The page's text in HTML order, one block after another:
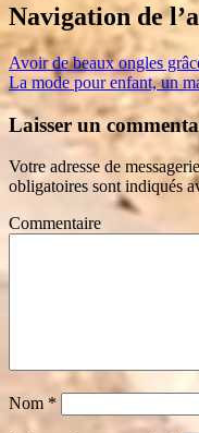
Navigation de
Avoir de beaux ongles
La mode pour enfant, un
Laisser un
Votre adresse de
obligatoires sont indiqués
Commentaire
Nom *